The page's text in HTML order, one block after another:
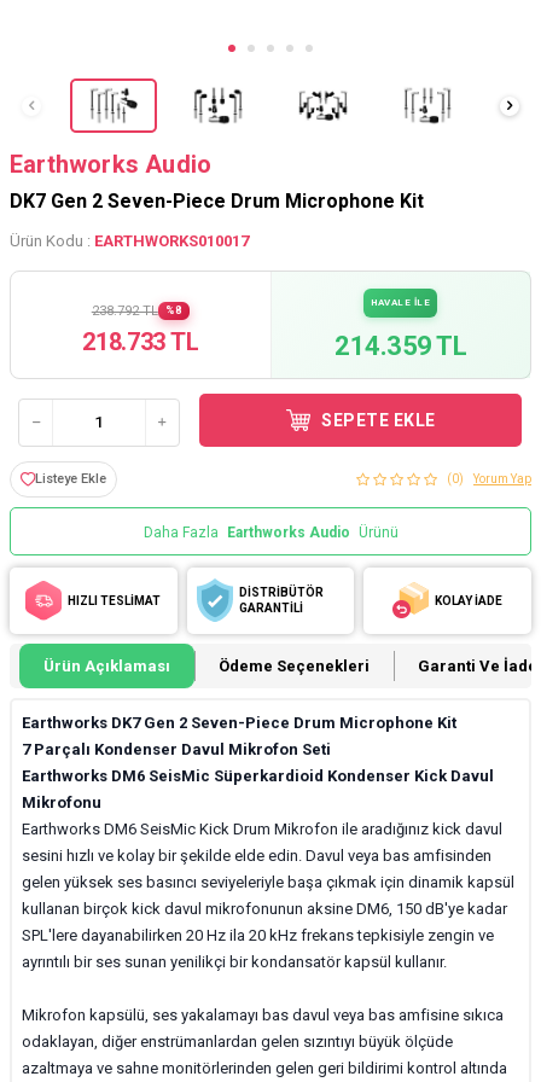
Earthworks Audio
DK7 Gen 2 Seven-Piece Drum Microphone Kit
Ürün Kodu : EARTHWORKS010017
238.792 TL %8
218.733 TL
HAVALE İLE
214.359 TL
SEPETE EKLE
Listeye Ekle (0) Yorum Yap
Daha Fazla Earthworks Audio Ürünü
HIZLI TESLİMAT
DİSTRİBÜTÖR
GARANTİLİ
KOLAY İADE
Ürün Açıklaması Ödeme Seçenekleri Garanti Ve İade
Earthworks DK7 Gen 2 Seven-Piece Drum Microphone Kit
7 Parçalı Kondenser Davul Mikrofon Seti
Earthworks DM6 SeisMic Süperkardioid Kondenser Kick Davul
Mikrofonu
Earthworks DM6 SeisMic Kick Drum Mikrofon ile aradığınız kick davul
sesini hızlı ve kolay bir şekilde elde edin. Davul veya bas amfisinden
gelen yüksek ses basıncı seviyeleriyle başa çıkmak için dinamik kapsül
kullanan birçok kick davul mikrofonunun aksine DM6, 150 dB'ye kadar
SPL'lere dayanabilirken 20 Hz ila 20 kHz frekans tepkisiyle zengin ve
ayrıntılı bir ses sunan yenilikçi bir kondansatör kapsül kullanır.
Mikrofon kapsülü, ses yakalamayı bas davul veya bas amfisine sıkıca
odaklayan, diğer enstrümanlardan gelen sızıntıyı büyük ölçüde
azaltmaya ve sahne monitörlerinden gelen geri bildirimi kontrol altında